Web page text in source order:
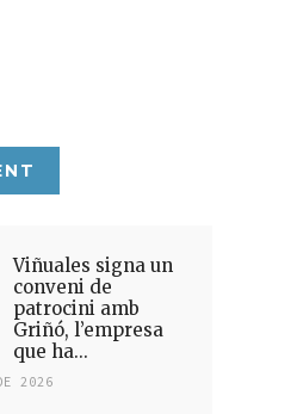
Viñuales signa un
conveni de
patrocini amb
Griñó, l’empresa
que ha...
2026